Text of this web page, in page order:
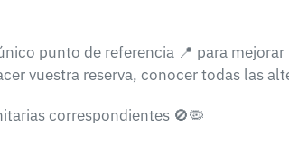
punto de referencia 📍 para
vuestra reserva, conocer todas las
correspondientes 🚫🦠